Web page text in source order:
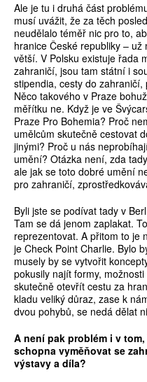
Ale je tu i druhá část
musí uvážit, že za těch
neudělalo téměř nic pro to,
hranice České republiky –
větší. V Polsku existuje řada
zahraničí, jsou tam státní i
stipendia, cesty do
Něco takového v Praze
měřítku ne. Když je ve
Praze Pro Bohemia? Proč
umělcům skutečně cestovat
jinými? Proč u nás
umění? Otázka není, zda
ale jak se toto dobré umění
pro zahraničí,
Byli jste se podívat tady v
Tam se dá jenom zaplakat.
reprezentovat. A přitom to je
je Check Point Charlie. Bylo
musely by se vytvořit
pokusily najít formy,
skutečně otevřít cestu za
kladu veliký důraz, zase k
dvou pohybů, se nedá dělat
A není pak problém i v
schopna vyměňovat se
výstavy a díla?